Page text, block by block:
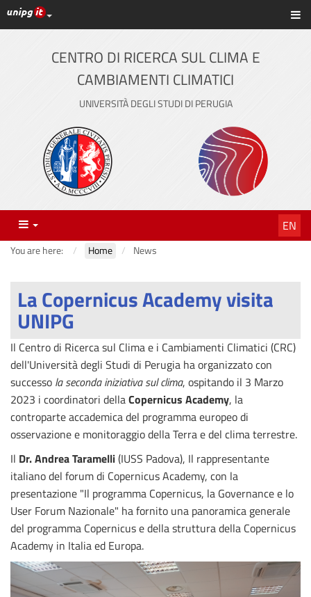
Skip
to
UniPG top links
CENTRO DI RICERCA SUL CLIMA E
CAMBIAMENTI CLIMATICI
UNIVERSITÀ DEGLI STUDI DI PERUGIA
Menu EN
You are here: Home News
La Copernicus Academy visita
UNIPG
Il Centro di Ricerca sul Clima e i Cambiamenti Climatici (CRC)
dell'Università degli Studi di Perugia ha organizzato con
successo la seconda iniziativa sul clima, ospitando il 3 Marzo
2023 i coordinatori dellaCopernicus Academy, la
controparte accademica del programma europeo di
osservazione e monitoraggio della Terra e del clima terrestre.
Il Dr. Andrea Taramelli(IUSS Padova), Il rappresentante
italiano del forum di Copernicus Academy, con la
presentazione "Il programma Copernicus, la Governance e lo
User Forum Nazionale" ha fornito una panoramica generale
del programma Copernicus e della struttura della Copernicus
Academy in Italia ed Europa.